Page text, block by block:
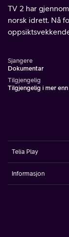
TV 2 har
norsk idrett. Nå
Sjangere
Dokumentar
Tilgjengelig
Tilgjengelig i mer
Telia Play
Informasjon